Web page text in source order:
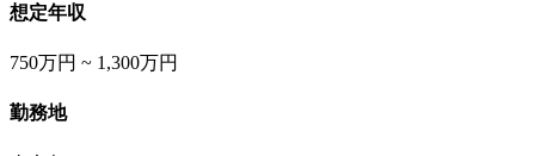
想定年収
750万円 ~ 1,300万円
勤務地